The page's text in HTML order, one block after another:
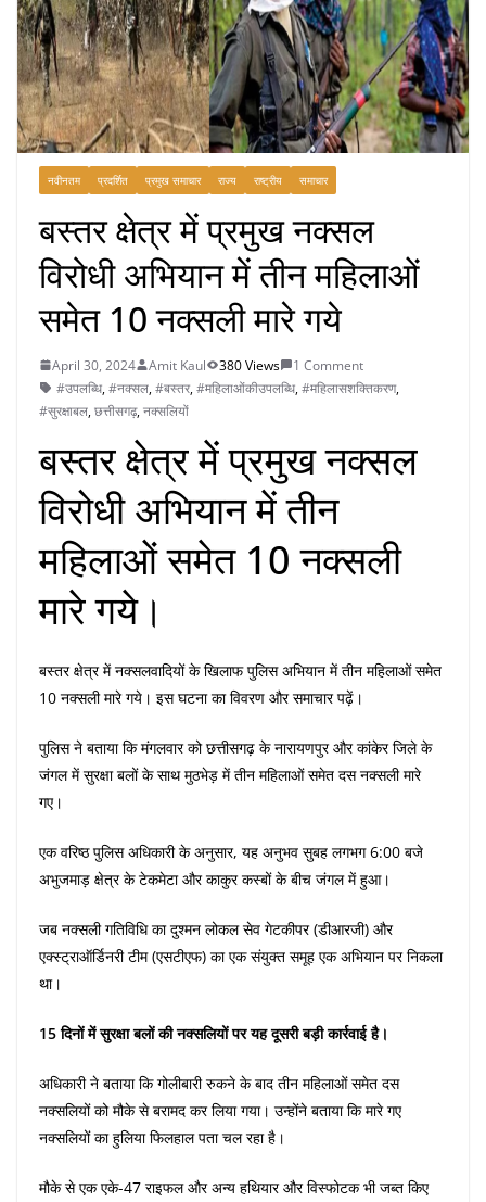
नवीनतम प्रदर्शित प्रमुख समाचार राज्य राष्ट्रीय समाचार
बस्तर क्षेत्र में प्रमुख नक्सल
विरोधी अभियान में तीन महिलाओं
समेत 10 नक्सली मारे गये
April 30, 2024 Amit Kaul 380 Views
1 Comment
#उपलब्धि,#नक्सल,#बस्तर,#महिलाओंकीउपलब्धि,#महिलासशक्तिकरण,
#सुरक्षाबल,छत्तीसगढ़,नक्सलियों
बस्तर क्षेत्र में प्रमुख नक्सल
विरोधी अभियान में तीन
महिलाओं समेत 10 नक्सली
मारे गये।
बस्तर क्षेत्र में नक्सलवादियों के खिलाफ पुलिस अभियान में तीन महिलाओं समेत
10 नक्सली मारे गये। इस घटना का विवरण और समाचार पढ़ें।
पुलिस ने बताया कि मंगलवार को छत्तीसगढ़ के नारायणपुर और कांकेर जिले के
जंगल में सुरक्षा बलों के साथ मुठभेड़ में तीन महिलाओं समेत दस नक्सली मारे
गए।
एक वरिष्ठ पुलिस अधिकारी के अनुसार, यह अनुभव सुबह लगभग 6:00 बजे
अभुजमाड़ क्षेत्र के टेकमेटा और काकुर कस्बों के बीच जंगल में हुआ।
जब नक्सली गतिविधि का दुश्मन लोकल सेव गेटकीपर (डीआरजी) और
एक्स्ट्राऑर्डिनरी टीम (एसटीएफ) का एक संयुक्त समूह एक अभियान पर निकला
था।
15 दिनों में सुरक्षा बलों की नक्सलियों पर यह दूसरी बड़ी कार्रवाई है।
अधिकारी ने बताया कि गोलीबारी रुकने के बाद तीन महिलाओं समेत दस
नक्सलियों को मौके से बरामद कर लिया गया। उन्होंने बताया कि मारे गए
नक्सलियों का हुलिया फिलहाल पता चल रहा है।
मौके से एक एके-47 राइफल और अन्य हथियार और विस्फोटक भी जब्त किए